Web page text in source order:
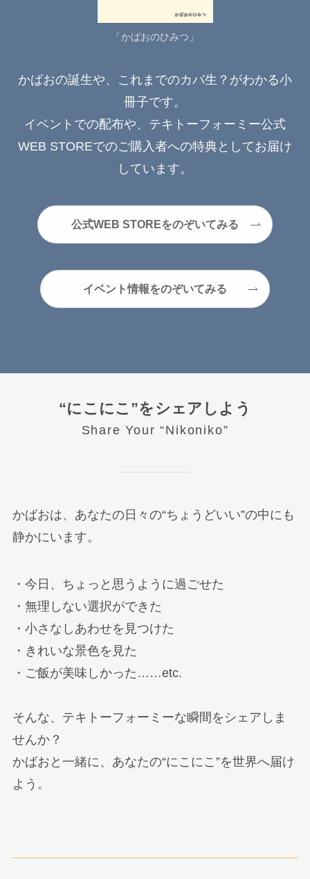
「かばおのひみつ」
かばおの誕生や、これまでのカバ生？がわかる小
冊子です。
イベントでの配布や、テキトーフォーミー公式
WEB STOREでのご購入者への特典としてお届け
しています。
公式WEB STOREをのぞいてみる
イベント情報をのぞいてみる
“にこにこ”をシェアしよう
Share Your “Nikoniko”
かばおは、あなたの日々の“ちょうどいい”の中にも
静かにいます。
・今日、ちょっと思うように過ごせた
・無理しない選択ができた
・小さなしあわせを見つけた
・きれいな景色を見た
・ご飯が美味しかった……etc.
そんな、テキトーフォーミーな瞬間をシェアしま
せんか？
かばおと一緒に、あなたの“にこにこ”を世界へ届け
よう。